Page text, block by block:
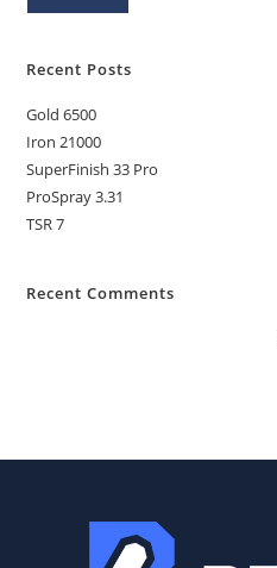
Recent Posts
Gold 6500
Iron 21000
SuperFinish 33 Pro
ProSpray 3.31
TSR 7
Recent Comments